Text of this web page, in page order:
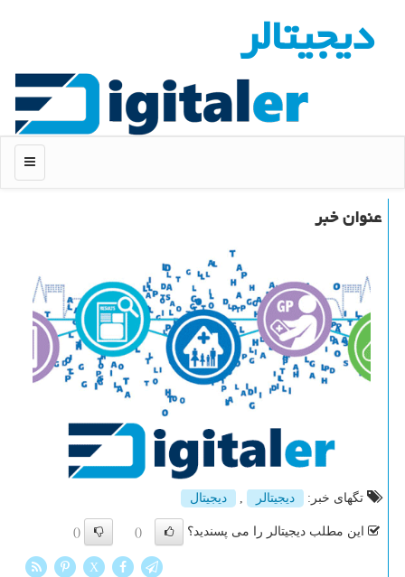
دیجیتالر
منو
عنوان خبر
تگهای خبر: دیجیتالر دیجیتال
این مطلب دیجیتالر را می پسندید؟ ()
()
X